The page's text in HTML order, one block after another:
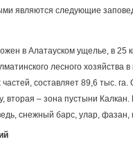
являются следующие
в Алатауском ущелье, в
лесного хозяйства
частей, составляет 89,6 тыс.
вторая – зона пустыни
снежный барс, улар, фазан,